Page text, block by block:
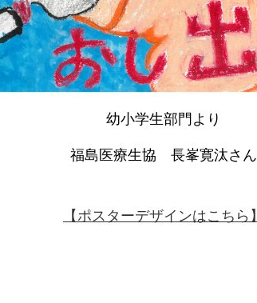
幼小学生部門より
福島医療生協 長峯寛汰さん
【ポスターデザインはこちら】